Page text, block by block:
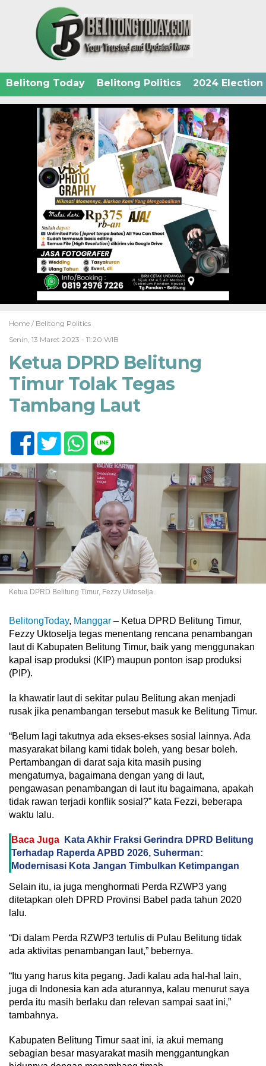
Belitong Today Belitong Politics 2024 Election
Home / Belitong Politics
Senin, 13 Maret 2023 - 11:20 WIB
Ketua DPRD Belitung
Timur Tolak Tegas
Tambang Laut
Ketua DPRD Belitung Timur, Fezzy Uktoselja.
BelitongToday, Manggar – Ketua DPRD Belitung Timur,
Fezzy Uktoselja tegas menentang rencana penambangan
laut di Kabupaten Belitung Timur, baik yang menggunakan
kapal isap produksi (KIP) maupun ponton isap produksi
(PIP).
Ia khawatir laut di sekitar pulau Belitung akan menjadi
rusak jika penambangan tersebut masuk ke Belitung Timur.
“Belum lagi takutnya ada ekses-ekses sosial lainnya. Ada
masyarakat bilang kami tidak boleh, yang besar boleh.
Pertambangan di darat saja kita masih pusing
mengaturnya, bagaimana dengan yang di laut,
pengawasan penambangan di laut itu bagaimana, apakah
tidak rawan terjadi konflik sosial?” kata Fezzi, beberapa
waktu lalu.
Baca Juga
Kata Akhir Fraksi Gerindra DPRD Belitung
Terhadap Raperda APBD 2026, Suherman:
Modernisasi Kota Jangan Timbulkan Ketimpangan
Selain itu, ia juga menghormati Perda RZWP3 yang
ditetapkan oleh DPRD Provinsi Babel pada tahun 2020
lalu.
“Di dalam Perda RZWP3 tertulis di Pulau Belitung tidak
ada aktivitas penambangan laut,” bebernya.
“Itu yang harus kita pegang. Jadi kalau ada hal-hal lain,
juga di Indonesia kan ada aturannya, kalau menurut saya
perda itu masih berlaku dan relevan sampai saat ini,”
tambahnya.
Kabupaten Belitung Timur saat ini, ia akui memang
sebagian besar masyarakat masih menggantungkan